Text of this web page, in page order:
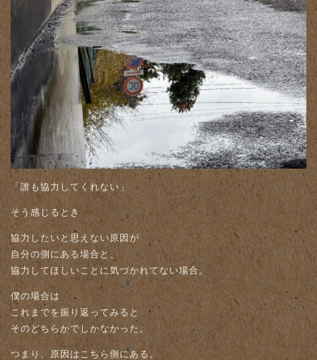
「誰も協力してくれない」
そう感じるとき
協力したいと思えない原因が
自分の側にある場合と、
協力してほしいことに気づかれてない場合。
僕の場合は
これまでを振り返ってみると
そのどちらかでしかなかった。
つまり、原因はこちら側にある。